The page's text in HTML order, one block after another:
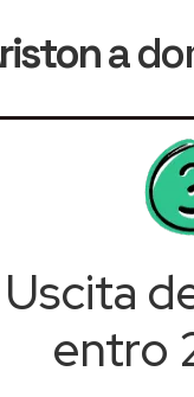
a
Uscita
entro